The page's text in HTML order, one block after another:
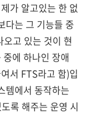
가 알고있는 한 없
다는 그 기능들 중
고 있는 것이 현
에 하나인 장애
서 FTS라고 함)입
템에서 동작하는
록 해주는 운영 시